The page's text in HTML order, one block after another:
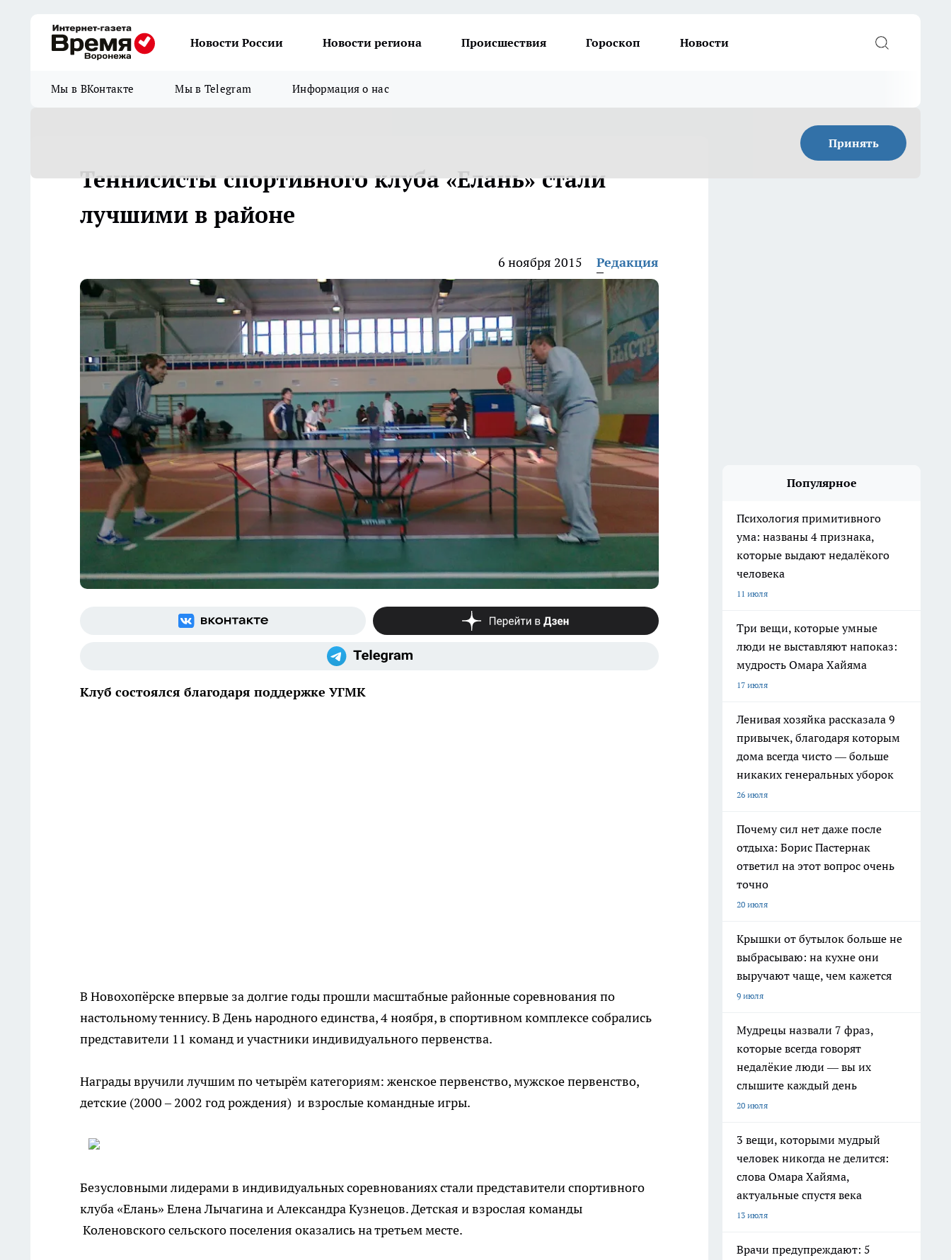
Новости России Новости региона Происшествия Гороскоп Новости
Мы в ВКонтакте Мы в Telegram Информация о нас
Принять
Теннисисты спортивного клуба «Елань» стали
лучшими в районе
6 ноября 2015 Редакция
Клуб состоялся благодаря поддержке УГМК
В Новохопёрске впервые за долгие годы прошли масштабные районные соревнования по
настольному теннису. В День народного единства, 4 ноября, в спортивном комплексе собрались
представители 11 команд и участники индивидуального первенства.
Награды вручили лучшим по четырём категориям: женское первенство, мужское первенство,
детские (2000 – 2002 год рождения) и взрослые командные игры.
Безусловными лидерами в индивидуальных соревнованиях стали представители спортивного
клуба «Елань» Елена Лычагина и Александра Кузнецов. Детская и взрослая команды
Коленовского сельского поселения оказались на третьем месте.
Популярное
Психология примитивного
ума: названы 4 признака,
которые выдают недалёкого
человека
11 июля
Три вещи, которые умные
люди не выставляют напоказ:
мудрость Омара Хайяма
17 июля
Ленивая хозяйка рассказала 9
привычек, благодаря которым
дома всегда чисто — больше
никаких генеральных уборок
26 июля
Почему сил нет даже после
отдыха: Борис Пастернак
ответил на этот вопрос очень
точно
20 июля
Крышки от бутылок больше не
выбрасываю: на кухне они
выручают чаще, чем кажется
9 июля
Мудрецы назвали 7 фраз,
которые всегда говорят
недалёкие люди — вы их
слышите каждый день
20 июля
3 вещи, которыми мудрый
человек никогда не делится:
слова Омара Хайяма,
актуальные спустя века
13 июля
Врачи предупреждают: 5